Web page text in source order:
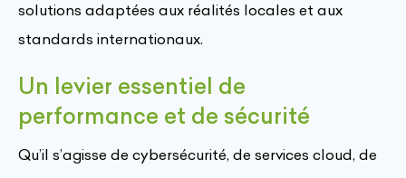
solutions adaptées aux réalités locales et aux
standards internationaux.
Un levier essentiel de
performance et de sécurité
Qu’il s’agisse de cybersécurité, de services cloud, de